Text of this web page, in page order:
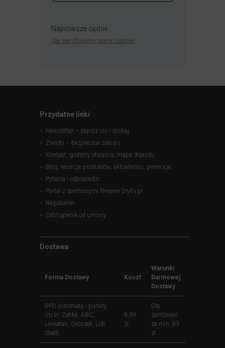
Najnowsze opinie
Jak weryfikujemy oceny i opinie?
Przydatne linki
Newsletter – zapisz się i zyskaj
Zwroty – bezpieczne zakupy
Kontakt, godziny otwarcia, mapa dojazdu
Blog, recenzje produktów, aktualności, promocje
Pytania i odpowiedzi
Portal z darmowymi filmami 2ryby.pl
Regulamin
Odstąpienie od umowy
Dostawa
Forma Dostawy Koszt
Warunki
Darmowej
Dostawy
DPD Automaty i punkty
(m.in. Żabka, ABC,
Lewiatan, Groszek, Lidl,
Shell)
9,99
zł
Dla
zamówień
za min. 89
zł